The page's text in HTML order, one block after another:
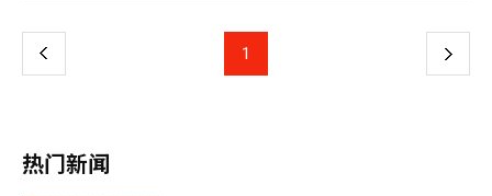
慎态度。他表示：“自有支付的比例受平台特性、市场手续费政策
和游戏类型等三大因素影响，单纯为了提高营业利润而引入自有支
推出《魔法：附魔》。下半年还计划依次发布《我独自升级：因
点。卡支付手续费率在不同类型之间差异不大，而小型商户的手续
于预付公司管理整个过程，导致其自取比例较高。金融监督院认
为，公告制度在一定程度上发挥了市场约束作用。尽管支付手续费
系统翻译与编辑。
上 1 下
热门新闻